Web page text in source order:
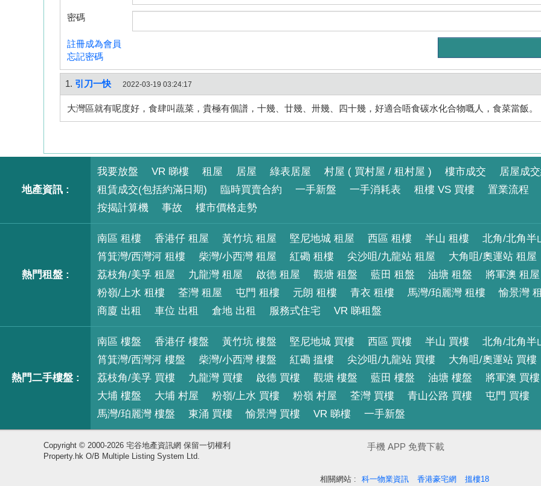
密碼
註冊成為會員
忘記密碼
1. 引刀一快 2022-03-19 03:24:17
大灣區就有呢度好，食肆叫蔬菜，貴極有個譜，十幾、廿幾、卅幾、四十幾，好適合唔食碳水化合物嘅人，食菜當飯。
地產資訊 :
我要放盤 VR 睇樓 租屋 居屋 綠表居屋 村屋 ( 買村屋 / 租村屋 ) 樓市成交 居屋成
租賃成交(包括約滿日期)
臨時買賣合約 一手新盤 一手消耗表 租樓 VS 買樓 置業流程
按揭計算機
事故 樓市價格走勢
熱門租盤 :
南區 租樓 香港仔 租屋 黃竹坑 租屋 堅尼地城 租屋 西區 租樓 半山 租樓 北角/北角半
筲箕灣/西灣河 租樓
柴灣/小西灣 租屋 紅磡 租樓 尖沙咀/九龍站 租屋 大角咀/奧運站 租屋
荔枝角/美孚 租屋
九龍灣 租屋 啟德 租屋 觀塘 租盤 藍田 租盤 油塘 租盤 將軍澳 租屋
粉嶺/上水 租樓
荃灣 租屋 屯門 租樓 元朗 租樓 青衣 租樓 馬灣/珀麗灣 租樓 愉景灣
商廈 出租
車位 出租 倉地 出租 服務式住宅 VR 睇租盤
熱門二手樓盤 :
南區 樓盤 香港仔 樓盤 黃竹坑 樓盤 堅尼地城 買樓 西區 買樓 半山 買樓 北角/北角半
筲箕灣/西灣河 樓盤
柴灣/小西灣 樓盤 紅磡 搵樓 尖沙咀/九龍站 買樓 大角咀/奧運站 買樓
荔枝角/美孚 買樓
九龍灣 買樓 啟德 買樓 觀塘 樓盤 藍田 樓盤 油塘 樓盤 將軍澳 買樓
大埔 樓盤
大埔 村屋 粉嶺/上水 買樓 粉嶺 村屋 荃灣 買樓 青山公路 買樓 屯門 買樓
馬灣/珀麗灣 樓盤
東涌 買樓 愉景灣 買樓 VR 睇樓 一手新盤
Copyright © 2000-2026 宅谷地產資訊網 保留一切權利
Property.hk O/B Multiple Listing System Ltd.
手機 APP 免費下載
相關網站 : 科一物業資訊 香港豪宅網 搵樓18